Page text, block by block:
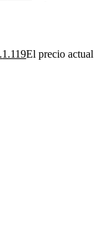
1.119El precio actual